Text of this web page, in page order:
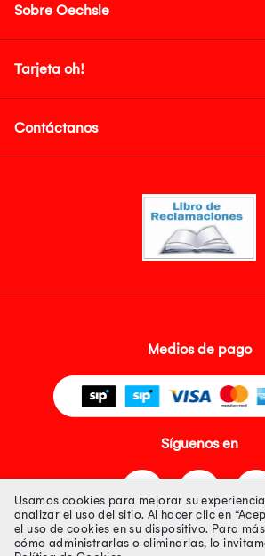
Sobre Oechsle
Tarjeta oh!
Contáctanos
Medios de pago
Síguenos en
Usamos cookies para mejorar su
analizar el uso del sitio. Al hacer clic en
el uso de cookies en su dispositivo. Para
cómo administrarlas o eliminarlas, lo